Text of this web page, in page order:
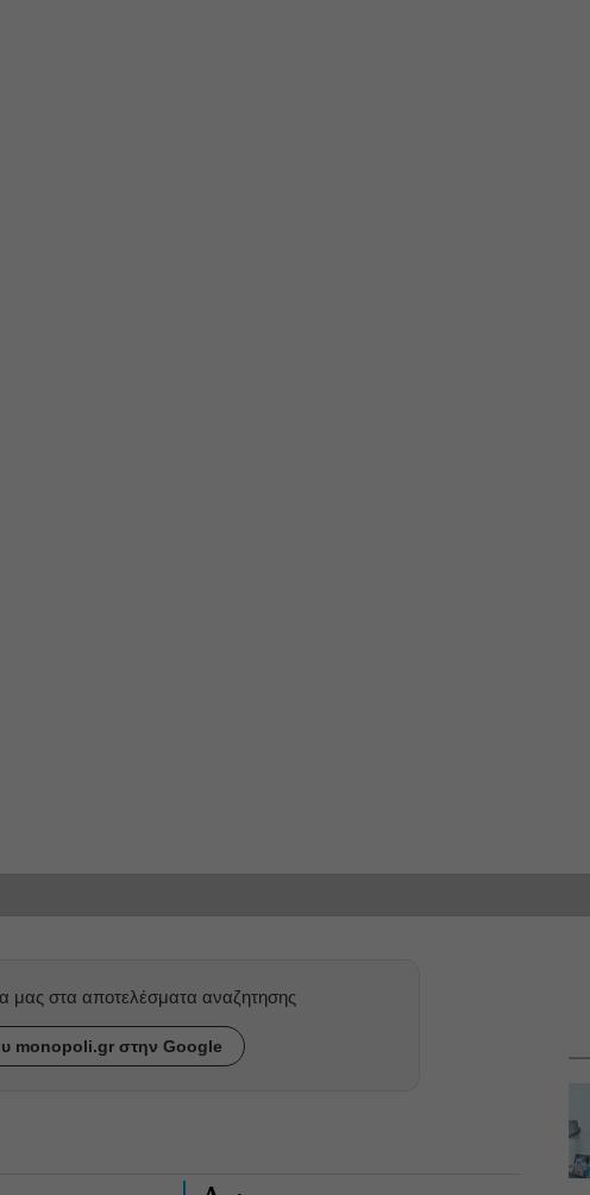
μας στα αποτελέσματα αναζητησης
monopoli.gr στην Google